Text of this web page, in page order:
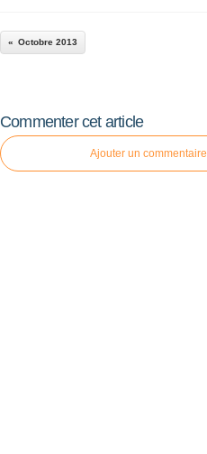
Octobre 2013
Commenter cet article
Ajouter un commentaire